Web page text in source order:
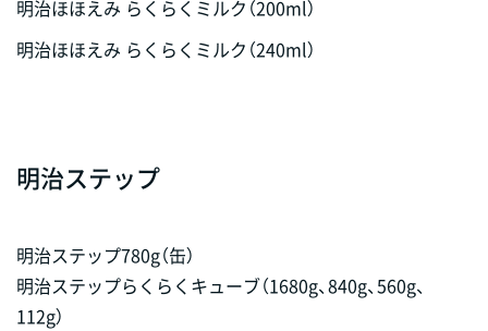
明治ほほえみ らくらくミルク（200ml）
明治ほほえみ らくらくミルク（240ml）
明治ステップ
明治ステップ780g（缶）
明治ステップらくらくキューブ（1680g、840g、560g、
112g）